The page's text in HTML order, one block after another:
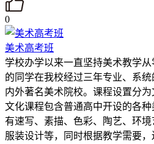
0
美术高考班
学校办学以来一直坚持美术教学
的同学在我校经过三年专业、系
内外著名美术院校。课程设置分为
文化课程包含普通高中开设的各
有速写、素描、色彩、陶艺、环境
服装设计等，同时根据教学需要，